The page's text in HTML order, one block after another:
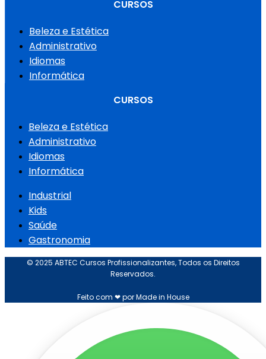
CURSOS
Beleza e Estética
Administrativo
Idiomas
Informática
CURSOS
Beleza e Estética
Administrativo
Idiomas
Informática
Industrial
Kids
Saúde
Gastronomia
© 2025 ABTEC Cursos Profissionalizantes, Todos os Direitos
Reservados.
Feito com ❤ por Made in House